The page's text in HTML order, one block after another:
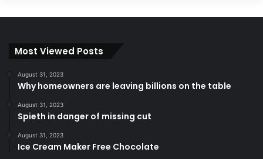
Most Viewed Posts
August 31, 2023
Why homeowners are leaving billions on the table
August 31, 2023
Spieth in danger of missing cut
August 31, 2023
Ice Cream Maker Free Chocolate